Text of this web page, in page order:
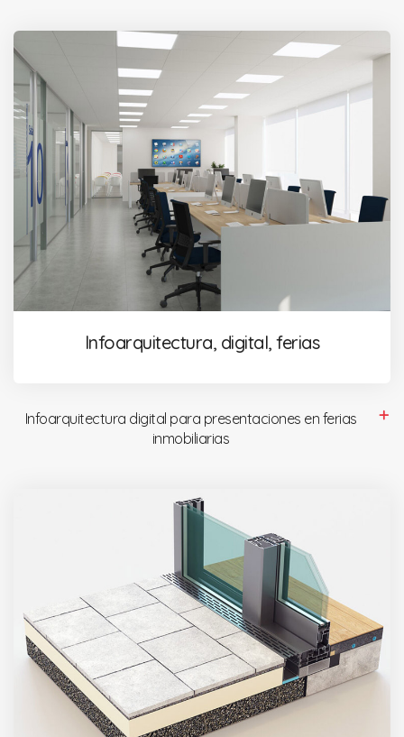
Infoarquitectura, digital, ferias
Infoarquitectura digital para presentaciones en ferias
inmobiliarias